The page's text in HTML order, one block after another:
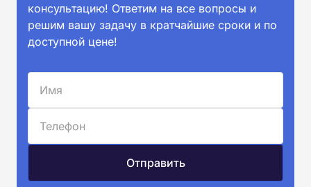
консультацию! Ответим на все вопросы и
решим вашу задачу в кратчайшие сроки и по
доступной цене!